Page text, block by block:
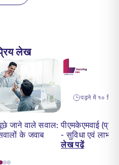
लेख
जाने वाले सवाल:
के जवाब
पढ़ने में १०
पीएमकेएमवाई
- सुविधा एवं लाभ
लेख पढ़ें